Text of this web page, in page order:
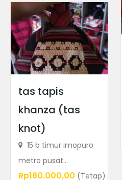
tas tapis
khanza (tas
knot)
15 b timur imopuro
metro pusat...
Rp160.000,00 (Tetap)